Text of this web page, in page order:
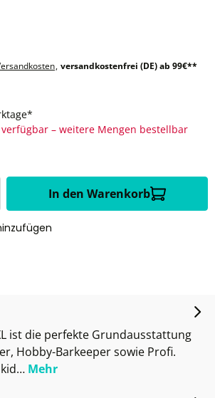
, versandkostenfrei (DE) ab 99€**
– weitere Mengen bestellbar
In den Warenkorb
ist die perfekte Grundausstattung
Hobby-Barkeeper sowie Profi.
Mehr